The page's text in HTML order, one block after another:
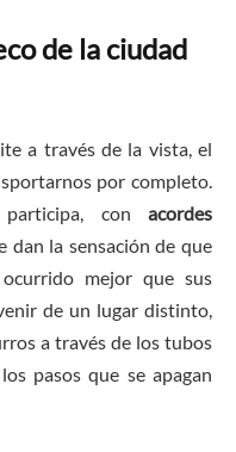
de la ciudad
a través de la vista, el
por completo.
participa, conacordes
dan la sensación de que
mejor que sus
de un lugar distinto,
a través de los tubos
pasos que se apagan